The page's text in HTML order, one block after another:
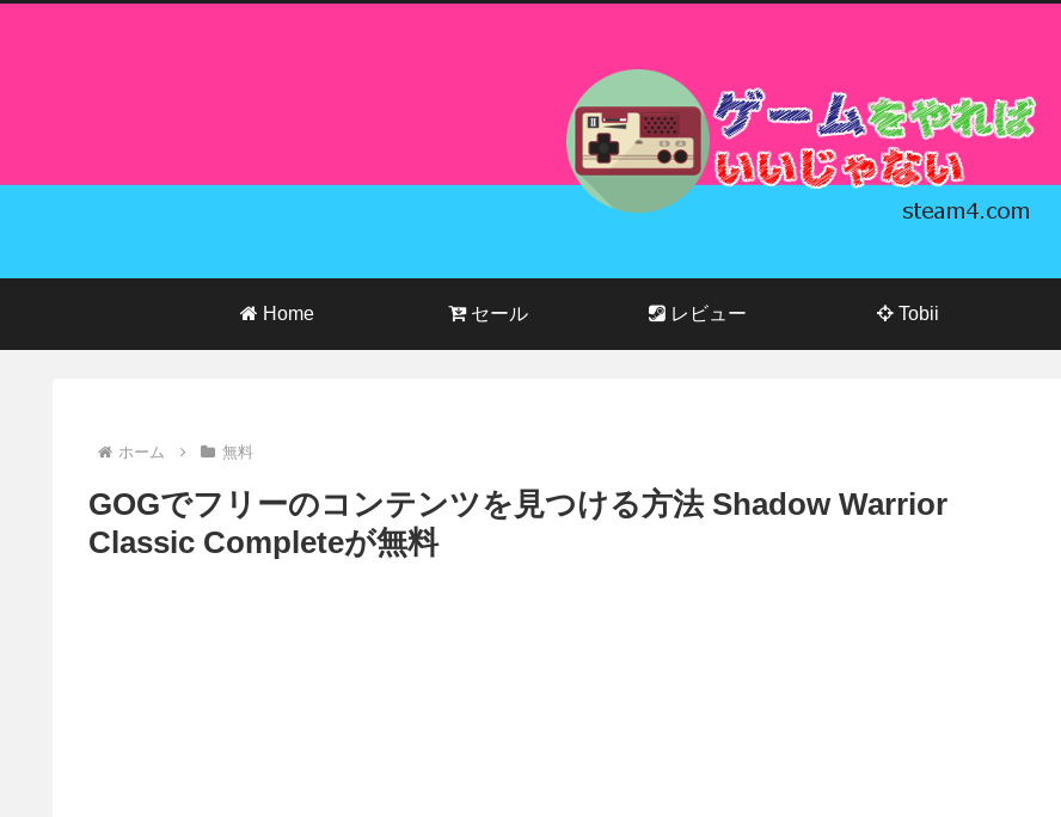
Home セール レビュー Tobii
ホーム 無料
GOGでフリーのコンテンツを見つける方法 Shadow Warrior
Classic Completeが無料